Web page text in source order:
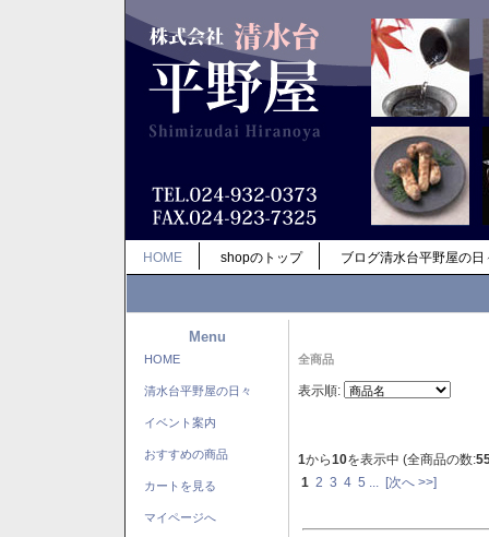
HOME shopのトップ ブログ清水台平野屋の日
Menu
HOME
清水台平野屋の日々
イベント案内
おすすめの商品
カートを見る
マイページへ
全商品
表示順:
1から10を表示中 (全商品の数:
1 2 3 4 5 [次へ >>]